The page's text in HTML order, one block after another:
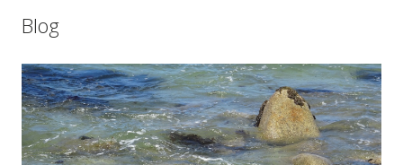
BLOG
CONTACT
Blog